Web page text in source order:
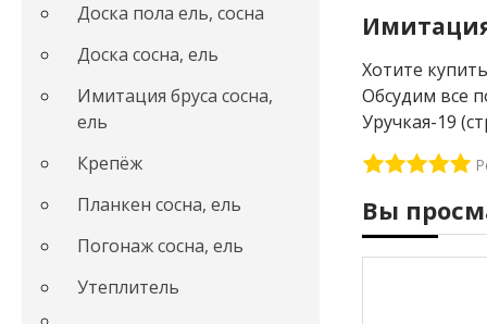
Доска пола ель, сосна
Доска сосна, ель
Имитация бруса сосна,
ель
Крепёж
Планкен сосна, ель
Погонаж сосна, ель
Утеплитель
Хотите
Обсудим все
Уручкая-19
Вы